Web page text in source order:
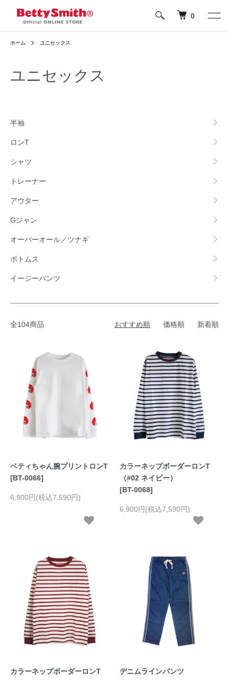
0
ホーム ユニセックス
ユニセックス
半袖
ロンT
シャツ
トレーナー
アウター
Gジャン
オーバーオール／ツナギ
ボトムス
イージーパンツ
全104商品 おすすめ順 価格順 新着順
ベティちゃん腕プリントロンT
[BT-0066]
6,900円(税込7,590円)
カラーネップボーダーロンT
（#02 ネイビー）
[BT-0068]
6,900円(税込7,590円)
カラーネップボーダーロンT
デニムラインパンツ